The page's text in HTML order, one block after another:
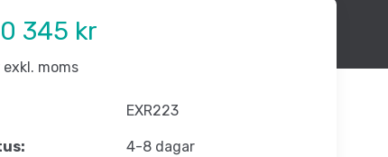
345 kr
moms
EXR223
4-8 dagar